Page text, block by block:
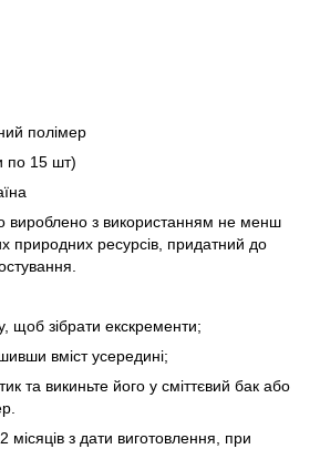
полімер
по 15 шт)
вироблено з використанням не менш
природних ресурсів, придатний до
щоб зібрати екскременти;
вміст усередині;
та викиньте його у сміттєвий бак або
місяців з дати виготовлення, при